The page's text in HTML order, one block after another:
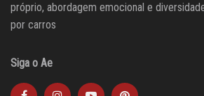
próprio, abordagem emocional e
por carros
Siga o Ae